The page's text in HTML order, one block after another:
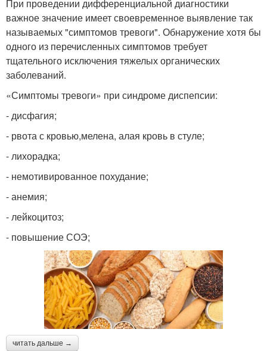
При проведении дифференциальной диагностики
важное значение имеет своевременное выявление так
называемых "симптомов тревоги". Обнаружение хотя бы
одного из перечисленных симптомов требует
тщательного исключения тяжелых органических
заболеваний.
«Симптомы тревоги» при синдроме диспепсии:
- дисфагия;
- рвота с кровью,мелена, алая кровь в стуле;
- лихорадка;
- немотивированное похудание;
- анемия;
- лейкоцитоз;
- повышение СОЭ;
читать дальше →